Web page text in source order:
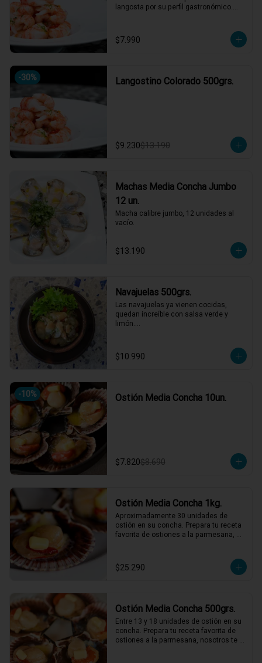
langosta por su perfil gastronómico.
$7.990
-30% Langostino Colorado 500grs.
$9.230$13.190
Machas Media Concha Jumbo
12 un.
Macha calibre jumbo, 12 unidades al
vacío.
$13.190
Navajuelas 500grs.
Las navajuelas ya vienen cocidas,
quedan increíble con salsa verde y
limón.
$10.990
-10% Ostión Media Concha 10un.
$7.820$8.690
Ostión Media Concha 1kg.
Aproximadamente 30 unidades de
ostión en su concha. Prepara tu receta
favorita de ostiones a la parmesana,
$25.290
Ostión Media Concha 500grs.
Entre 13 y 18 unidades de ostión en su
concha. Prepara tu receta favorita de
ostiones a la parmesana, nosotros te